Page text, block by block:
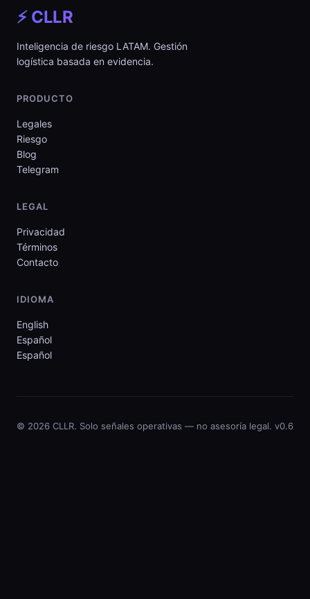
⚡ CLLR
Inteligencia de riesgo LATAM. Gestión
logística basada en evidencia.
PRODUCTO
Legales
Riesgo
Blog
Telegram
LEGAL
Privacidad
Términos
Contacto
IDIOMA
English
Español
Español
© 2026 CLLR. Solo señales operativas — no asesoría legal. v0.6